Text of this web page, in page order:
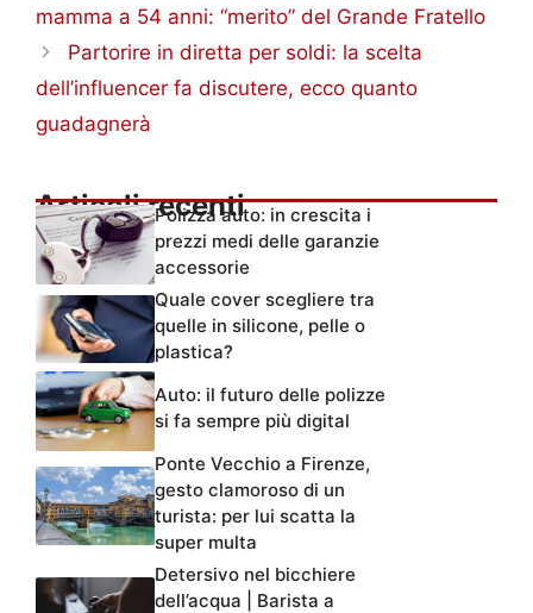
mamma a 54 anni: “merito” del Grande Fratello
Partorire in diretta per soldi: la scelta
dell’influencer fa discutere, ecco quanto
guadagnerà
Articoli recentiPolizza auto: in crescita i
prezzi medi delle garanzie
accessorie
Quale cover scegliere tra
quelle in silicone, pelle o
plastica?
Auto: il futuro delle polizze
si fa sempre più digital
Ponte Vecchio a Firenze,
gesto clamoroso di un
turista: per lui scatta la
super multa
Detersivo nel bicchiere
dell’acqua | Barista a